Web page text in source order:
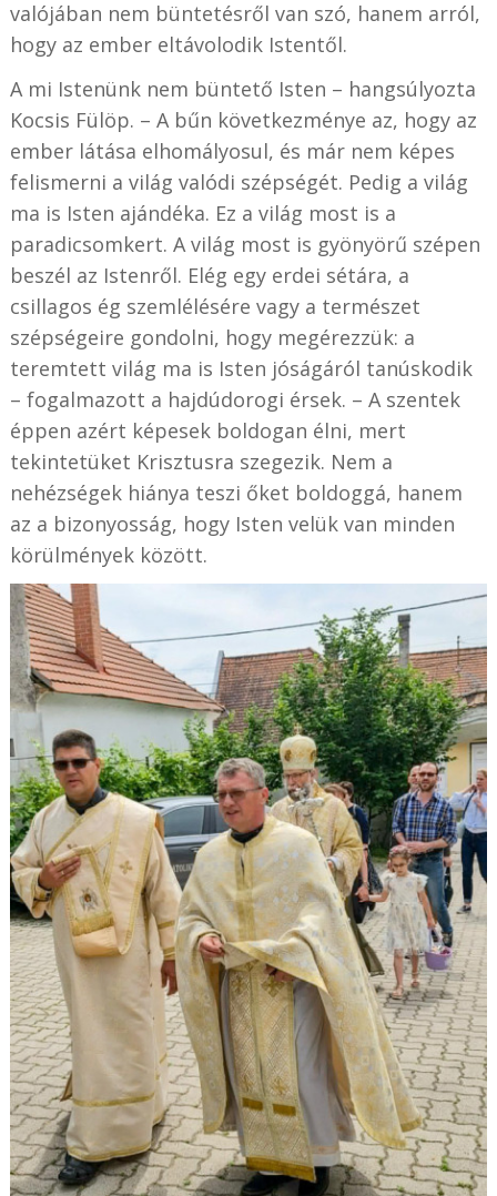
valójában nem büntetésről van szó, hanem arról,
hogy az ember eltávolodik Istentől.
A mi Istenünk nem büntető Isten – hangsúlyozta
Kocsis Fülöp. – A bűn következménye az, hogy az
ember látása elhomályosul, és már nem képes
felismerni a világ valódi szépségét. Pedig a világ
ma is Isten ajándéka. Ez a világ most is a
paradicsomkert. A világ most is gyönyörű szépen
beszél az Istenről. Elég egy erdei sétára, a
csillagos ég szemlélésére vagy a természet
szépségeire gondolni, hogy megérezzük: a
teremtett világ ma is Isten jóságáról tanúskodik
– fogalmazott a hajdúdorogi érsek. – A szentek
éppen azért képesek boldogan élni, mert
tekintetüket Krisztusra szegezik. Nem a
nehézségek hiánya teszi őket boldoggá, hanem
az a bizonyosság, hogy Isten velük van minden
körülmények között.